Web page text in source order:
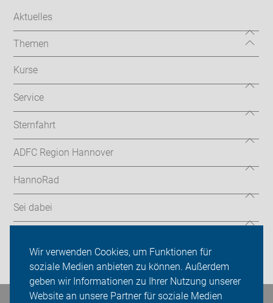
Wir verwenden Cookies, um Funktionen für
soziale Medien anbieten zu können. Außerdem
geben wir Informationen zu Ihrer Nutzung unserer
Website an unsere Partner für soziale Medien
Aktuelles
Themen
Kurse
Service
Sternfahrt
ADFC Region Hannover
HannoRad
Sei dabei